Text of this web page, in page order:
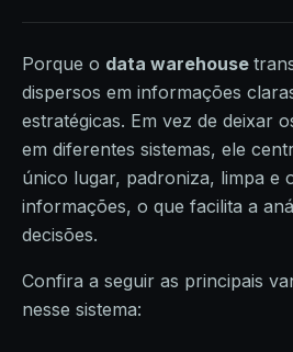
Porque o data warehouse
dispersos em informações
estratégicas. Em vez de deixar
em diferentes sistemas, ele
único lugar, padroniza, limpa e
informações, o que facilita a
decisões.
Confira a seguir as principais
nesse sistema: